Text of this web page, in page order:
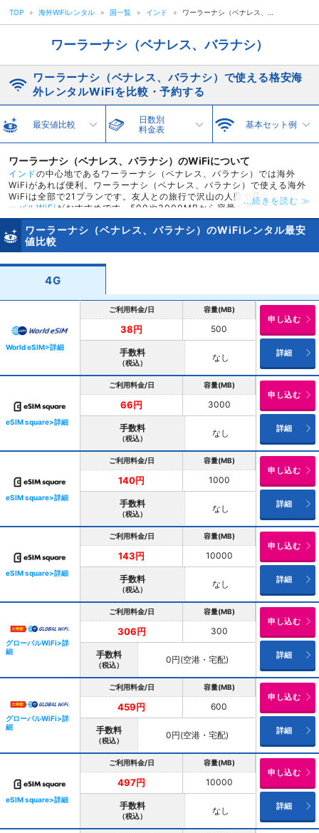
TOP » 海外WiFiレンタル » 国一覧 » インド »
ワーラーナシ（ベナレス、バラナシ）
ワーラーナシ（ベナレス、バラナシ）で使える格安海
外レンタルWiFiを比較・予約する
最安値比較
日数別
料金表
基本セット例
ワーラーナシ（ベナレス、バラナシ）のWiFiについて
インドの中心地であるワーラーナシ（ベナレス、バラナシ）では海外
WiFiがあれば便利。ワーラーナシ（ベナレス、バラナシ）で使える海外
WiFiは全部で21プランです。友人との旅行で沢山の人数で使うなら グロ
ーバルWiFi がおすすめです。500や3000MBから容量を選べるのでワー
ラーナシ（ベナレス、バラナシ）で沢山インターネットを使いたい方に
も安心です。ワーラーナシ（ベナレス、バラナシ）で使える海外WiFiル
ーターは羽田空港
wifi受取返却カウンターも長く開いており、羽田空港では飛行機の時間
を選ばず受取返却が可能です。ワーラーナシ（ベナレス、バラナシ）専
用海外WiFiはスカイチケットでレンタルするのがお得。最安値が38円と
他社ではできないキャンペーン価格でレンタルができます。
...続きを読む ≫
ワーラーナシ（ベナレス、バラナシ）のWiFiレンタル最安
値比較
4G
World eSIM>詳細
ご利用料金/日 容量(MB)
38円 500
手数料
（税込） なし
申し込む
詳細
eSIM square>詳細
ご利用料金/日 容量(MB)
66円 3000
手数料
（税込） なし
申し込む
詳細
eSIM square>詳細
ご利用料金/日 容量(MB)
140円 1000
手数料
（税込） なし
申し込む
詳細
eSIM square>詳細
ご利用料金/日 容量(MB)
143円 10000
手数料
（税込） なし
申し込む
詳細
グローバルWiFi>詳
細
ご利用料金/日 容量(MB)
306円 300
手数料
（税込） 0円(空港・宅配)
申し込む
詳細
グローバルWiFi>詳
細
ご利用料金/日 容量(MB)
459円 600
手数料
（税込） 0円(空港・宅配)
申し込む
詳細
eSIM square>詳細
ご利用料金/日 容量(MB)
497円 10000
手数料
（税込） なし
申し込む
詳細